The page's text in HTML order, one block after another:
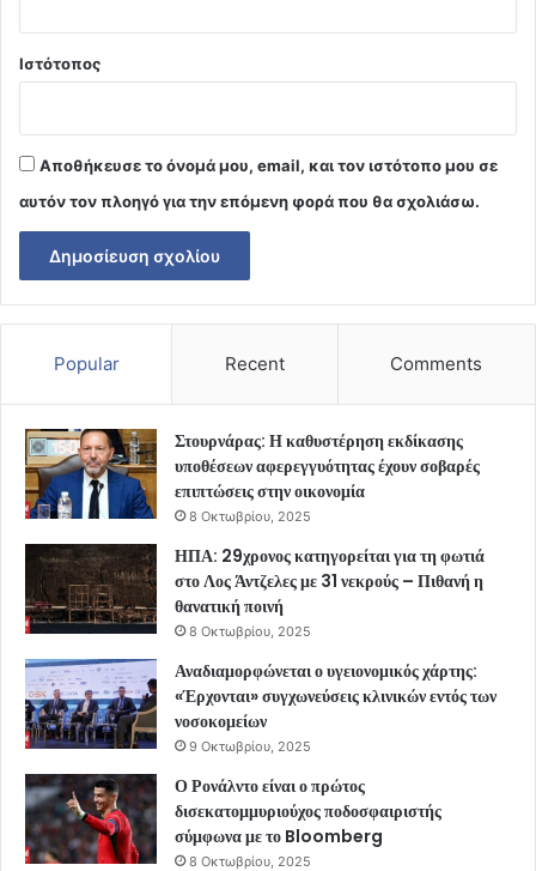
Ιστότοπος
Αποθήκευσε το όνομά μου, email, και τον ιστότοπο μου σε
αυτόν τον πλοηγό για την επόμενη φορά που θα σχολιάσω.
Popular Recent Comments
Στουρνάρας: Η καθυστέρηση εκδίκασης
υποθέσεων αφερεγγυότητας έχουν σοβαρές
επιπτώσεις στην οικονομία
8 Οκτωβρίου, 2025
ΗΠΑ: 29χρονος κατηγορείται για τη φωτιά
στο Λος Άντζελες με 31 νεκρούς – Πιθανή η
θανατική ποινή
8 Οκτωβρίου, 2025
Αναδιαμορφώνεται ο υγειονομικός χάρτης:
«Έρχονται» συγχωνεύσεις κλινικών εντός των
νοσοκομείων
9 Οκτωβρίου, 2025
Ο Ρονάλντο είναι ο πρώτος
δισεκατομμυριούχος ποδοσφαιριστής
σύμφωνα με το Bloomberg
8 Οκτωβρίου, 2025